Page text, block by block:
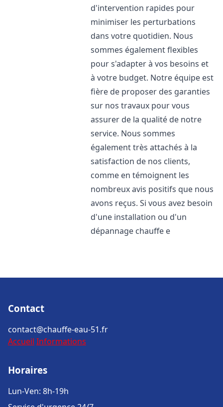
d'intervention rapides pour
minimiser les perturbations
dans votre quotidien. Nous
sommes également flexibles
pour s'adapter à vos besoins et
à votre budget. Notre équipe est
fière de proposer des garanties
sur nos travaux pour vous
assurer de la qualité de notre
service. Nous sommes
également très attachés à la
satisfaction de nos clients,
comme en témoignent les
nombreux avis positifs que nous
avons reçus. Si vous avez besoin
d'une installation ou d'un
dépannage chauffe e
Contact
contact@chauffe-eau-51.fr
Accueil Informations
Horaires
Lun-Ven: 8h-19h